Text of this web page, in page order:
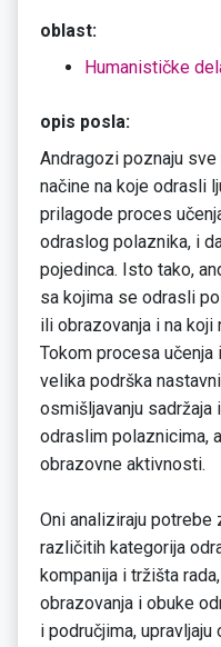
oblast:
Humanističke
opis posla:
Andragozi poznaju
načine na koje odrasli
prilagode proces
odraslog polaznika, i
pojedinca. Isto tako,
sa kojima se odrasli
ili obrazovanja i na
Tokom procesa učenja
velika podrška
osmišljavanju
odraslim polaznicima,
obrazovne aktivnosti.
Oni analiziraju potrebe
različitih kategorija
kompanija i tržišta
obrazovanja i obuke
i područjima,